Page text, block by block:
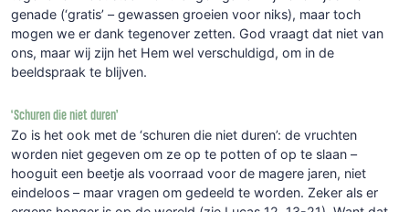
genade (‘gratis’ – gewassen groeien voor niks), maar toch
mogen we er dank tegenover zetten. God vraagt dat niet van
ons, maar wij zijn het Hem wel verschuldigd, om in de
beeldspraak te blijven.
‘Schuren die niet duren’
Zo is het ook met de ‘schuren die niet duren’: de vruchten
worden niet gegeven om ze op te potten of op te slaan –
hooguit een beetje als voorraad voor de magere jaren, niet
eindeloos – maar vragen om gedeeld te worden. Zeker als er